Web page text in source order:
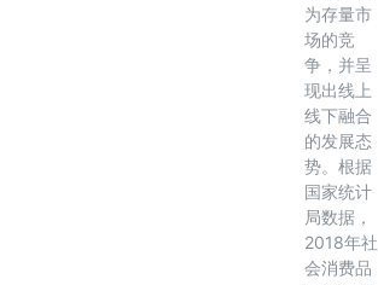
为存量市
场的竞
争，并呈
现出线上
线下融合
的发展态
势。根据
国家统计
局数据，
2018年社
会消费品